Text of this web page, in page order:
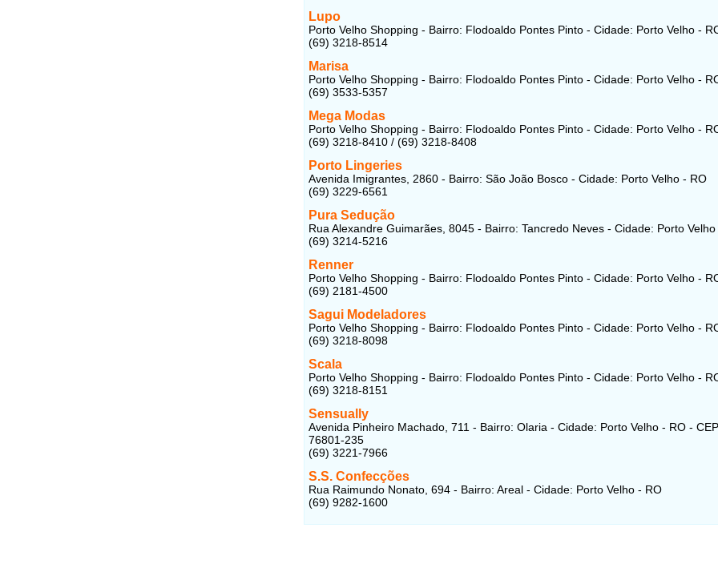
Lupo
Porto Velho Shopping - Bairro: Flodoaldo Pontes Pinto - Cidade: Porto Velho -
(69) 3218-8514
Marisa
Porto Velho Shopping - Bairro: Flodoaldo Pontes Pinto - Cidade: Porto Velho -
(69) 3533-5357
Mega Modas
Porto Velho Shopping - Bairro: Flodoaldo Pontes Pinto - Cidade: Porto Velho -
(69) 3218-8410 / (69) 3218-8408
Porto Lingeries
Avenida Imigrantes, 2860 - Bairro: São João Bosco - Cidade: Porto Velho - RO
(69) 3229-6561
Pura Sedução
Rua Alexandre Guimarães, 8045 - Bairro: Tancredo Neves - Cidade: Porto
(69) 3214-5216
Renner
Porto Velho Shopping - Bairro: Flodoaldo Pontes Pinto - Cidade: Porto Velho -
(69) 2181-4500
Sagui Modeladores
Porto Velho Shopping - Bairro: Flodoaldo Pontes Pinto - Cidade: Porto Velho -
(69) 3218-8098
Scala
Porto Velho Shopping - Bairro: Flodoaldo Pontes Pinto - Cidade: Porto Velho -
(69) 3218-8151
Sensually
Avenida Pinheiro Machado, 711 - Bairro: Olaria - Cidade: Porto Velho - RO -
76801-235
(69) 3221-7966
S.S. Confecções
Rua Raimundo Nonato, 694 - Bairro: Areal - Cidade: Porto Velho - RO
(69) 9282-1600